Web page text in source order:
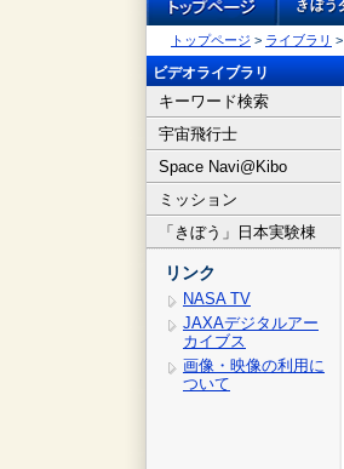
トップページ > ライブラリ >
ビデオライブラリ
キーワード検索
宇宙飛行士
Space Navi@Kibo
ミッション
「きぼう」日本実験棟
リンク
NASA TV
JAXAデジタルアー
カイブス
画像・映像の利用に
ついて